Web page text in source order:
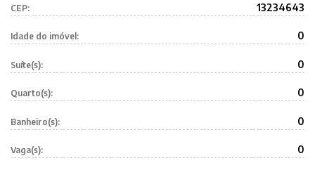
CEP: 13234643
Idade do imóvel: 0
Suíte(s): 0
Quarto(s): 0
Banheiro(s): 0
Vaga(s): 0